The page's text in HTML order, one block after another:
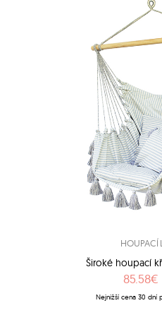
HOUPACÍ
Široké houpací
85.58€
Nejnižší cena 30 dní